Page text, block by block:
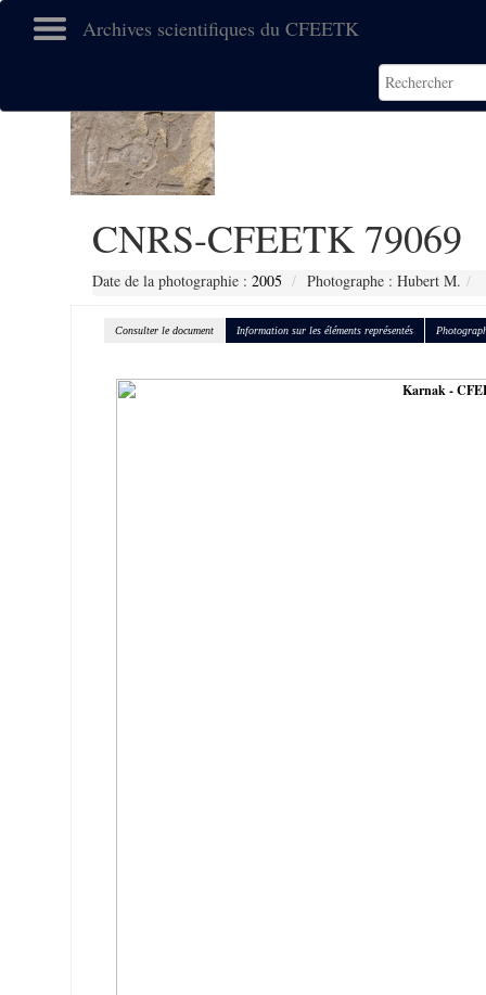
Archives scientifiques du CFEETK
CNRS-CFEETK 79069
Date de la photographie : 2005 Photographe : Hubert M.
Consulter le document Information sur les éléments représentés